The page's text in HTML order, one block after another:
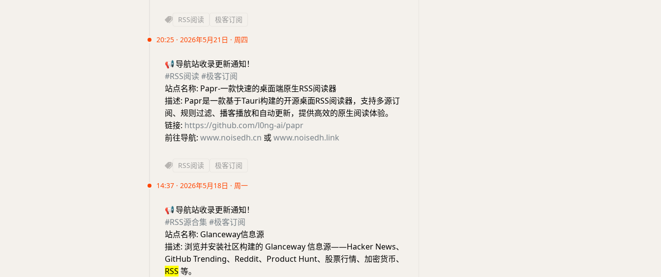
RSS阅读 极客订阅
20:25 · 2026年5月21日 · 周四
📢导航站收录更新通知！
#RSS阅读 #极客订阅
站点名称: Papr-一款快速的桌面端原生RSS阅读器
描述: Papr是一款基于Tauri构建的开源桌面RSS阅读器，支持多源订
阅、规则过滤、播客播放和自动更新，提供高效的原生阅读体验。
链接: https://github.com/l0ng-ai/papr
前往导航: www.noisedh.cn 或www.noisedh.link
RSS阅读 极客订阅
14:37 · 2026年5月18日 · 周一
📢导航站收录更新通知！
#RSS源合集 #极客订阅
站点名称: Glanceway信息源
描述: 浏览并安装社区构建的 Glanceway 信息源——Hacker News、
GitHub Trending、Reddit、Product Hunt、股票行情、加密货币、
RSS 等。